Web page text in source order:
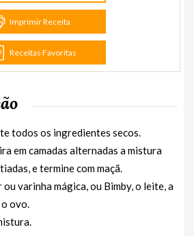
Imprimir Receita
Receitas Favoritas
todos os ingredientes secos.
em camadas alternadas a mistura
e termine com maçã.
varinha mágica, ou Bimby, o leite, a
ovo.